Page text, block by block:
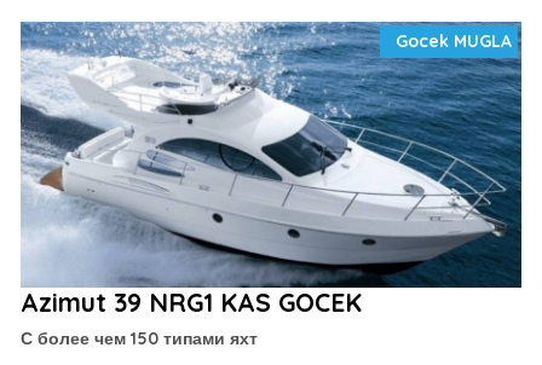
Gocek MUGLA
Azimut 39 NRG1 KAS GOCEK
С более чем 150 типами яхт